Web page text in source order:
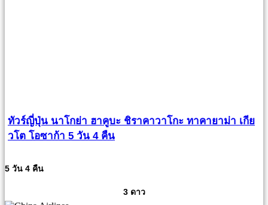
ทัวร์ญี่ปุ่น นาโกย่า ฮาคูบะ ชิราคาวาโกะ ทาคายาม่า เกีย
วโต โอซาก้า 5 วัน 4 คืน
5 วัน 4 คืน
3 ดาว